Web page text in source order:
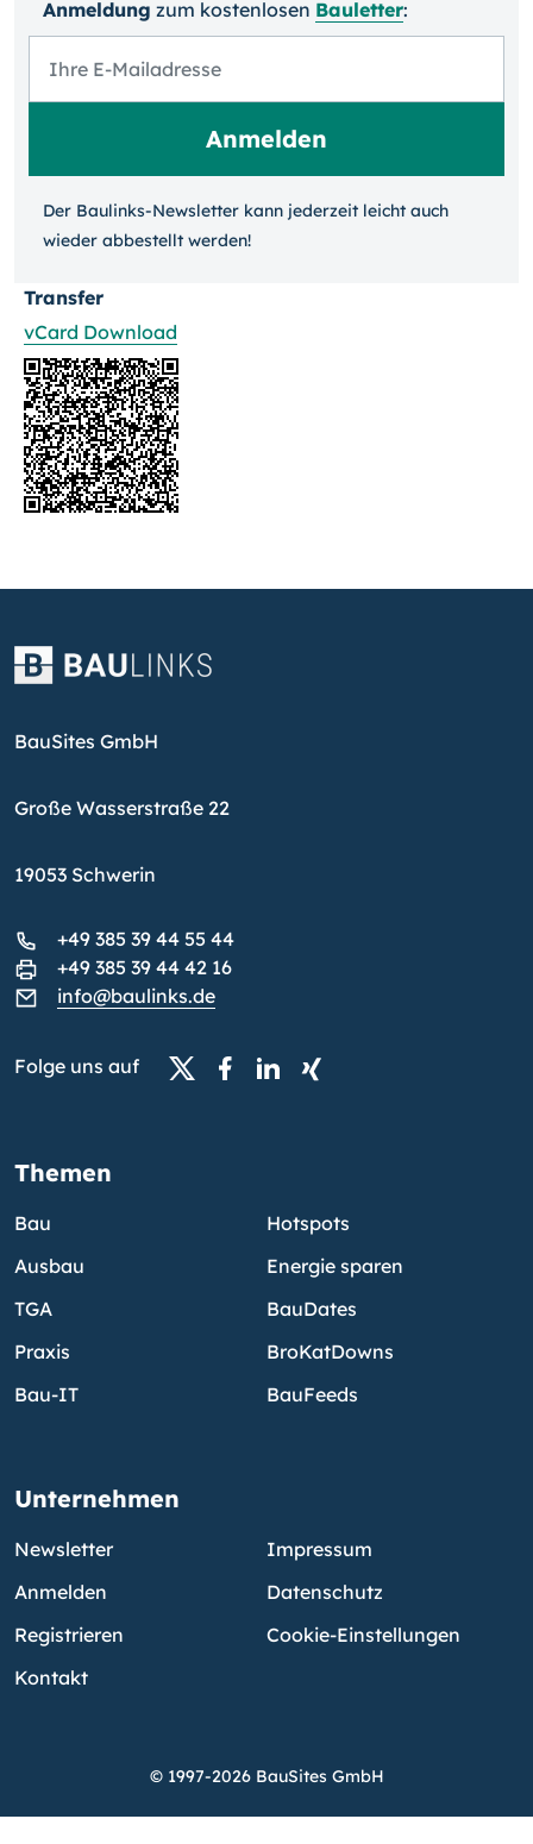
Anmeldung zum kosten­losen Bauletter:
Der Baulinks-Newsletter kann jeder­zeit leicht auch
wieder ab­bestellt werden!
Transfer
vCard Download
BauSites GmbH
Große Wasserstraße 22
19053 Schwerin
+49 385 39 44 55 44
+49 385 39 44 42 16
info@baulinks.de
Folge uns auf
Themen
Bau
Ausbau
TGA
Praxis
Bau-IT
Hotspots
Energie sparen
BauDates
BroKatDowns
BauFeeds
Unternehmen
Newsletter
Anmelden
Registrieren
Kontakt
Impressum
Datenschutz
Cookie-Einstellungen
© 1997-2026 BauSites GmbH